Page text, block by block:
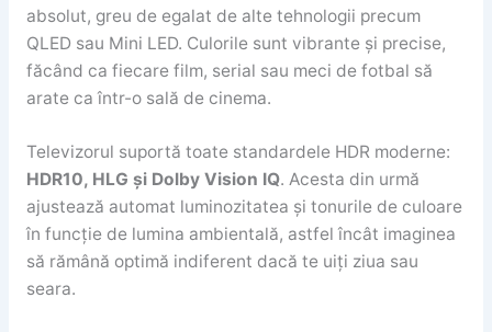
absolut, greu de egalat de alte tehnologii precum
QLED sau Mini LED. Culorile sunt vibrante și precise,
făcând ca fiecare film, serial sau meci de fotbal să
arate ca într-o sală de cinema.
Televizorul suportă toate standardele HDR moderne:
HDR10, HLG și Dolby Vision IQ. Acesta din urmă
ajustează automat luminozitatea și tonurile de culoare
în funcție de lumina ambientală, astfel încât imaginea
să rămână optimă indiferent dacă te uiți ziua sau
seara.